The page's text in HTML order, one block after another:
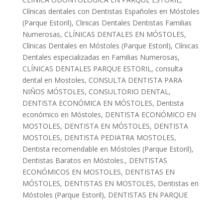
Clínicas dentales con Dentistas Españoles en Móstoles
(Parque Estoril), Clinicas Dentales Dentistas Familias
Numerosas, CLÍNICAS DENTALES EN MÓSTOLES,
Clínicas Dentales en Móstoles (Parque Estoril), Clínicas
Dentales especializadas en Familias Numerosas,
CLÍNICAS DENTALES PARQUE ESTORIL, consulta
dental en Mostoles, CONSULTA DENTISTA PARA
NIÑOS MÓSTOLES, CONSULTORIO DENTAL,
DENTISTA ECONÓMICA EN MÓSTOLES, Dentista
económico en Móstoles, DENTISTA ECONÓMICO EN
MOSTOLES, DENTISTA EN MÓSTOLES, DENTISTA
MOSTOLES, DENTISTA PEDIATRA MOSTOLES,
Dentista recomendable en Móstoles (Parque Estoril),
Dentistas Baratos en Móstoles., DENTISTAS
ECONÓMICOS EN MOSTOLES, DENTISTAS EN
MÓSTOLES, DENTISTAS EN MOSTOLES, Dentistas en
Móstoles (Parque Estoril), DENTISTAS EN PARQUE